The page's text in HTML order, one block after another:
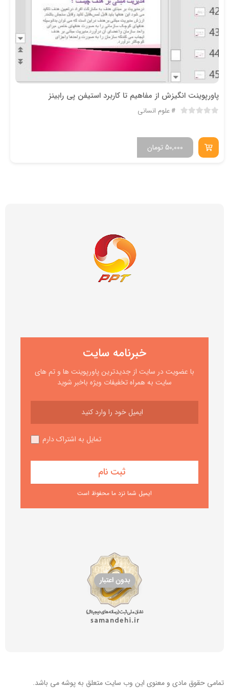
پاورپوینت انگیزش از مفاهیم تا کاربرد استیفن پی رابینز
علوم انسانی
تومان 50,000
خبرنامه سایت
با عضویت در سایت از جدیدترین پاورپوینت ها و تم های
سایت به همراه تخفیفات ویژه باخبر شوید
تمایل به اشتراک دارم
ایمیل شما نزد ما محفوظ است
تمامی حقوق مادی و معنوی این وب سایتمتعلق به پوشه می باشد.